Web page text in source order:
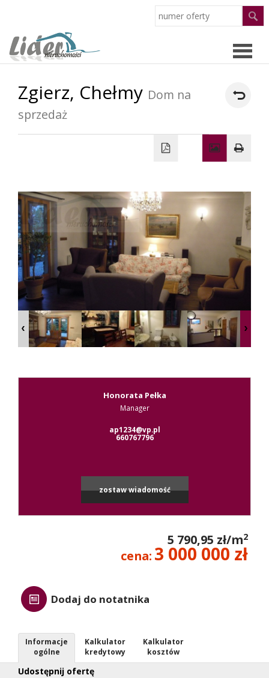
Strona
firmie
RODO
Zgierz, Chełmy Dom na
sprzedaż
Honorata Pełka
Manager
ap1234@vp.pl
660767796
zostaw wiadomość
5 790,95 zł/m2
cena: 3 000 000 zł
Dodaj do notatnika
Udostępnij ofertę
Informacje
ogólne
Kalkulator
kredytowy
Kalkulator
kosztów